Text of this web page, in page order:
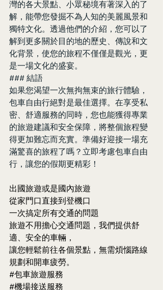
灣的各大景點、小眾秘境有著深入的了
解，能帶您發掘不為人知的美麗風景和
獨特文化。透過他們的介紹，您可以了
解到更多關於目的地的歷史、傳說和文
化背景，使您的旅程不僅僅是觀光，更
是一場文化的盛宴。
### 結語
如果您渴望一次無拘無束的旅行體驗，
包車自由行絕對是最佳選擇。在享受私
密、舒適服務的同時，您也能獲得專業
的旅遊建議和安全保障，將整個旅程變
得更加難忘而充實。準備好迎接一場充
滿驚喜的旅程了嗎？立即考慮包車自由
行，讓您的假期更精彩！
出國旅遊或是國內旅遊
從家門口直接到登機口
一次搞定所有交通的問題
旅遊不用擔心交通問題，我們提供舒
適、安全的車輛，
讓您輕鬆前往各個景點，無需煩惱路線
規劃和開車疲勞。
#包車旅遊服務
#機場接送服務